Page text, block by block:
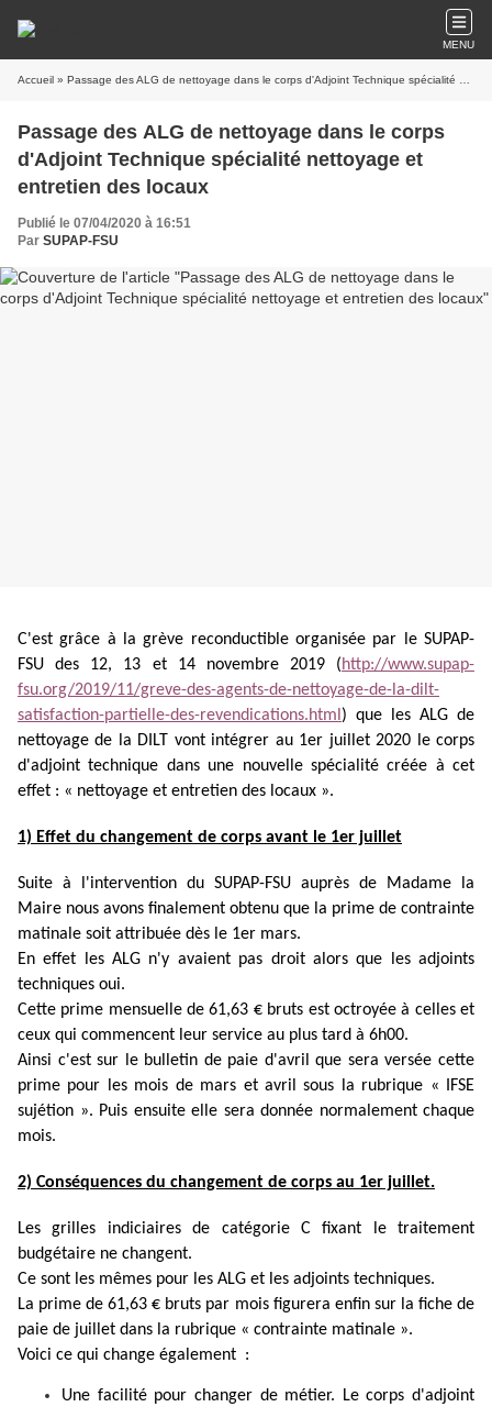
MENU
Accueil » Passage des ALG de nettoyage dans le corps d'Adjoint Technique spécialité nettoyage et entretien des locaux
Passage des ALG de nettoyage dans le corps
d'Adjoint Technique spécialité nettoyage et
entretien des locaux
Publié le 07/04/2020 à 16:51
Par SUPAP-FSU
C'est grâce à la grève reconductible organisée par le SUPAP-
FSU des 12, 13 et 14 novembre 2019 (http://www.supap-
fsu.org/2019/11/greve-des-agents-de-nettoyage-de-la-dilt-
satisfaction-partielle-des-revendications.html ) que les ALG de
nettoyage de la DILT vont intégrer au 1er juillet 2020 le corps
d'adjoint technique dans une nouvelle spécialité créée à cet
effet : « nettoyage et entretien des locaux ».
1) Effet du changement de corps avant le 1er juillet
Suite à l'intervention du SUPAP-FSU auprès de Madame la
Maire nous avons finalement obtenu que la prime de contrainte
matinale soit attribuée dès le 1er mars.
En effet les ALG n'y avaient pas droit alors que les adjoints
techniques oui.
Cette prime mensuelle de 61,63 € bruts est octroyée à celles et
ceux qui commencent leur service au plus tard à 6h00.
Ainsi c'est sur le bulletin de paie d'avril que sera versée cette
prime pour les mois de mars et avril sous la rubrique « IFSE
sujétion ». Puis ensuite elle sera donnée normalement chaque
mois.
2) Conséquences du changement de corps au 1er juillet.
Les grilles indiciaires de catégorie C fixant le traitement
budgétaire ne changent.
Ce sont les mêmes pour les ALG et les adjoints techniques.
La prime de 61,63 € bruts par mois figurera enfin sur la fiche de
paie de juillet dans la rubrique « contrainte matinale ».
Voici ce qui change également :
Une facilité pour changer de métier. Le corps d'adjoint